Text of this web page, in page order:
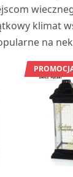
klimat
na